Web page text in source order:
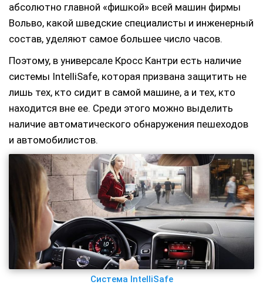
абсолютно главной «фишкой» всей машин фирмы
Вольво, какой шведские специалисты и инженерный
состав, уделяют самое большее число часов.
Поэтому, в универсале Кросс Кантри есть наличие
системы IntelliSafe, которая призвана защитить не
лишь тех, кто сидит в самой машине, а и тех, кто
находится вне ее. Среди этого можно выделить
наличие автоматического обнаружения пешеходов
и автомобилистов.
Система IntelliSafe